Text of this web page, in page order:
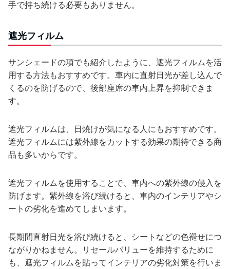
手で持ち続ける必要もありません。
遮光フィルム
サンシェードの項でも紹介したように、遮光フィルムを活
用する方法もおすすめです。車内に直射日光が差し込んで
くるのを防げるので、後部座席の車内上昇を抑制できま
す。
遮光フィルムは、日焼けが気になる人にもおすすめです。
遮光フィルムには紫外線をカットする効果の期待できる商
品も多いからです。
遮光フィルムを使用することで、車内への紫外線の侵入を
防げます。紫外線を浴び続けると、車内のインテリアやシ
ートの劣化を進めてしまいます。
長期間直射日光を浴び続けると、シートなどの色褪せにつ
ながりかねません。リセールバリューを維持するために
も、遮光フィルムを貼ってインテリアの劣化対策を行いま